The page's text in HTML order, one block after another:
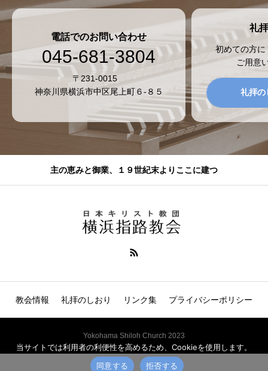
電話でのお問い合わせ
045-681-3804
〒231-0015
神奈川県横浜市中区尾上町６-８５
礼
初めての方
ご用意
礼拝の
主の恵みと御業、１９世紀末よりここに建つ
教会情報 礼拝のしおり リンク集 プライバシーポリシー
Yokohama Shiloh Church 2023
当サイトでは利用者の利便性を高めるため、Cookieを使用します。
同意する
拒否する